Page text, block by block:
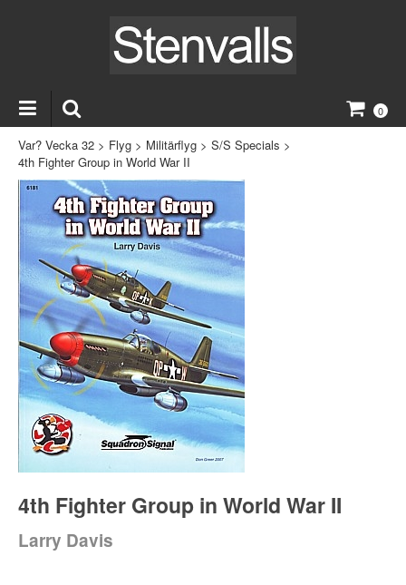
0
Var? Vecka 32 > Flyg > Militärflyg > S/S Specials >
4th Fighter Group in World War II
4th Fighter Group in World War II
Larry Davis